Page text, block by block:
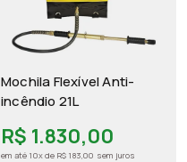
Mochila Flexível Anti-
incêndio 21L
R$ 1.830,00
em até 10x de R$ 183,00 sem juros